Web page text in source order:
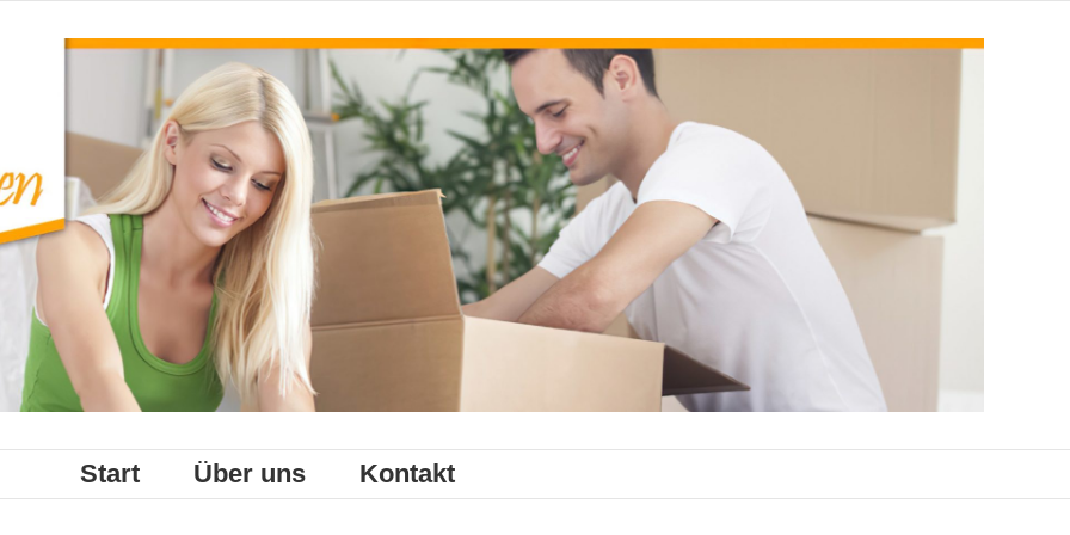
Start Über uns Kontakt